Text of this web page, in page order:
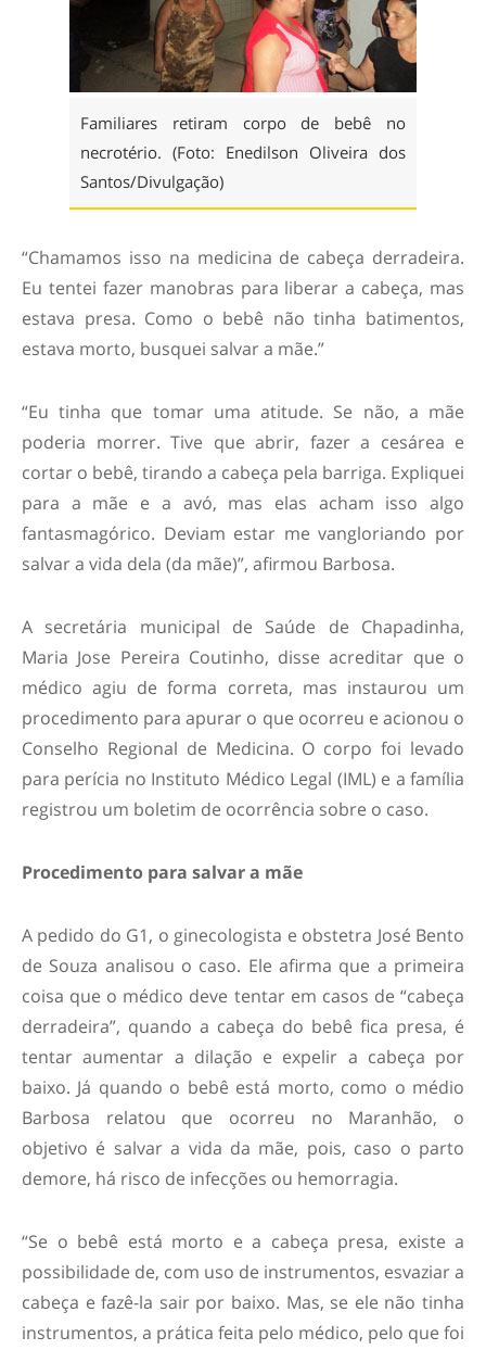
Familiares retiram corpo de bebê no
necrotério. (Foto: Enedilson Oliveira dos
Santos/Divulgação)
“Chamamos isso na medicina de cabeça derradeira.
Eu tentei fazer manobras para liberar a cabeça, mas
estava presa. Como o bebê não tinha batimentos,
estava morto, busquei salvar a mãe.”
“Eu tinha que tomar uma atitude. Se não, a mãe
poderia morrer. Tive que abrir, fazer a cesárea e
cortar o bebê, tirando a cabeça pela barriga. Expliquei
para a mãe e a avó, mas elas acham isso algo
fantasmagórico. Deviam estar me vangloriando por
salvar a vida dela (da mãe)”, afirmou Barbosa.
A secretária municipal de Saúde de Chapadinha,
Maria Jose Pereira Coutinho, disse acreditar que o
médico agiu de forma correta, mas instaurou um
procedimento para apurar o que ocorreu e acionou o
Conselho Regional de Medicina. O corpo foi levado
para perícia no Instituto Médico Legal (IML) e a família
registrou um boletim de ocorrência sobre o caso.
Procedimento para salvar a mãe
A pedido do G1, o ginecologista e obstetra José Bento
de Souza analisou o caso. Ele afirma que a primeira
coisa que o médico deve tentar em casos de “cabeça
derradeira”, quando a cabeça do bebê fica presa, é
tentar aumentar a dilação e expelir a cabeça por
baixo. Já quando o bebê está morto, como o médio
Barbosa relatou que ocorreu no Maranhão, o
objetivo é salvar a vida da mãe, pois, caso o parto
demore, há risco de infecções ou hemorragia.
“Se o bebê está morto e a cabeça presa, existe a
possibilidade de, com uso de instrumentos, esvaziar a
cabeça e fazê-la sair por baixo. Mas, se ele não tinha
instrumentos, a prática feita pelo médico, pelo que foi